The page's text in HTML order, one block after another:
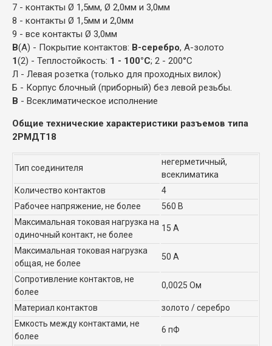
7 - контакты Ø 1,5мм, Ø 2,0мм и 3,0мм
8 - контакты Ø 1,5мм и 2,0мм
9 - все контакты Ø 3,0мм
В(А) - Покрытие контактов: В-серебро, А-золото
1(2) - Теплостойкость: 1 - 100°С; 2 - 200°С
Л - Левая розетка (только для проходных вилок)
Б - Корпус блочный (приборный) без левой резьбы.
В - Всеклиматическое исполнение
Общие технические характеристики разъемов типа
2РМДТ18
Тип соединителя
негерметичный,
всеклиматика
Количество контактов
4
Рабочее напряжение, не более
560 В
Максимальная токовая нагрузка на
одиночный контакт, не более
15 А
Максимальная токовая нагрузка
общая, не более
50 А
Сопротивление контактов, не
более
0,0025 Ом
Материал контактов
золото / серебро
Емкость между контактами, не
более
6 пФ